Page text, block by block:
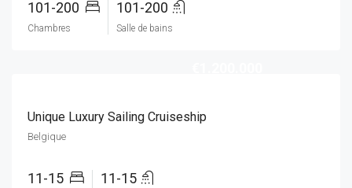
101-200
Chambres
101-200
Salle de bains
Unique Luxury Sailing Cruiseship
Belgique
11-15 11-15